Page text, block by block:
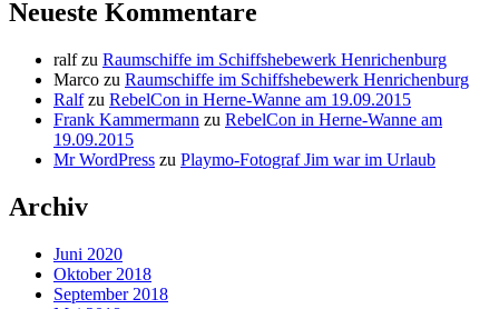
Neueste Kommentare
ralfzu Raumschiffe im Schiffshebewerk Henrichenburg
Marco zu Raumschiffe im Schiffshebewerk Henrichenburg
Ralfzu RebelCon in Herne-Wanne am 19.09.2015
Frank Kammermann zu RebelCon in Herne-Wanne am
19.09.2015
Mr WordPress zu Playmo-Fotograf Jim war im Urlaub
Archiv
Juni 2020
Oktober 2018
September 2018